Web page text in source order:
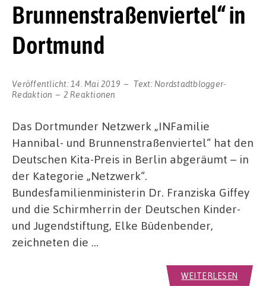
Brunnenstraßenviertel“ in
Dortmund
Veröffentlicht: 14. Mai 2019 Text: Nordstadtblogger-
Redaktion
2 Reaktionen
Das Dortmunder Netzwerk „INFamilie
Hannibal- und Brunnenstraßenviertel“ hat den
Deutschen Kita-Preis in Berlin abgeräumt – in
der Kategorie „Netzwerk“.
Bundesfamilienministerin Dr. Franziska Giffey
und die Schirmherrin der Deutschen Kinder-
und Jugendstiftung, Elke Büdenbender,
zeichneten die …
WEITERLESEN